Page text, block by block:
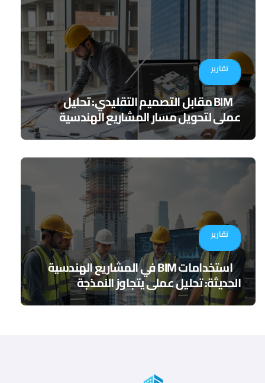
تقارير
BIM مقابل التصميم التقليدي: تحليل
عملي لتحويل مسار المشاريع الهندسية
تقارير
استخدامات BIM في المشاريع الهندسية
الحديثة: تحليل عملي يتجاوز النمذجة